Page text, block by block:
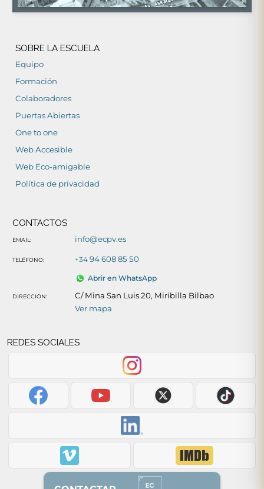
SOBRE LA ESCUELA
Equipo
Formación
Colaboradores
Puertas Abiertas
One to one
Web Accesible
Web Eco-amigable
Política de privacidad
CONTACTOS
EMAIL: info@ecpv.es
TELÉFONO: +3494 608 85 50
Abrir en WhatsApp
DIRECCIÓN:
C/ Mina San Luis 20, Miribilla Bilbao
Ver mapa
REDES SOCIALES